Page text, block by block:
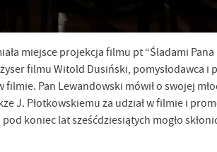
miejsce projekcja filmu pt “Śladami Pana
filmu Witold Dusiński, pomysłodawca i
Pan Lewandowski mówił o swojej
J. Płotkowskiemu za udział w filmie i
koniec lat sześćdziesiątych mogło